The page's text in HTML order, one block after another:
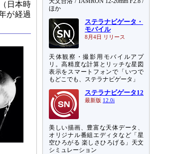
日本時
が経過
ほか
ステラナビゲータ・
モバイル
8月4日 リリース
天体観察・撮影用モバイルアプ
リ。高精度な計算とリッチな星図
表示をスマートフォンで「いつで
もどこでも、ステラナビゲータ」
ステラナビゲータ12
最新版 12.0i
美しい描画、豊富な天体データ、
オリジナル番組エディタなど「星
空ひろがる 楽しさひろげる」天文
シミュレーション